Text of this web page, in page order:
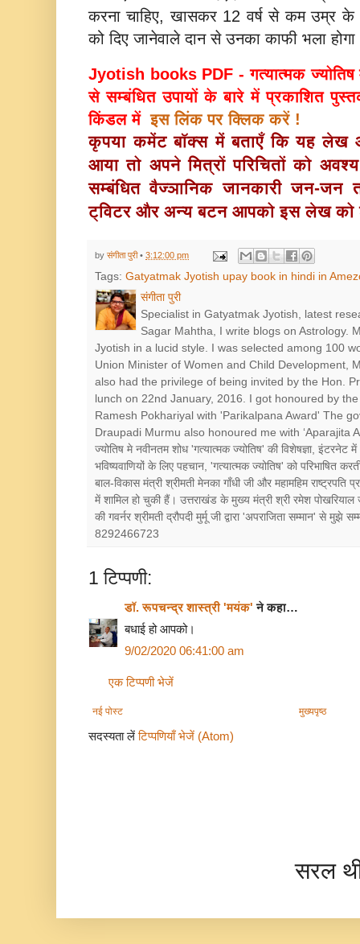
करना चाहिए, खासकर 12 वर्ष से कम उम्र
को दिए जानेवाले दान से उनका काफी भला
Jyotish books PDF - गत्यात्मक
से सम्बंधित उपायों के बारे में प्रकाशित
किंडल मेंइस लिंक पर क्लिक करें !
कृपया कमेंट बॉक्स में बताएँ कि यह लेख
आया तो अपने मित्रों परिचितों को
सम्बंधित वैज्ञानिक जानकारी जन-
ट्विटर और अन्य बटन आपको इस लेख
by संगीता पुरी• 3:12:00 pm
Tags: Gatyatmak Jyotish upay book in hindi in
संगीता पुरी
Specialist in Gatyatmak Jyotish, latest
Sagar Mahtha, I write blogs on Astrology.
Jyotish in a lucid style. I was selected among 100
Union Minister of Women and Child Development,
also had the privilege of being invited by the Hon.
lunch on 22nd January, 2016. I got honoured by
Ramesh Pokhariyal with 'Parikalpana Award' The
Draupadi Murmu also honoured me with ‘Aparajita
ज्योतिष मे नवीनतम शोध 'गत्यात्मक ज्योतिष' की विशेषज्ञा,
भविष्यवाणियों के लिए पहचान, 'गत्यात्मक ज्योतिष' को परिभाषित
बाल-विकास मंत्री श्रीमती मेनका गाँधी जी और महामहिम
में शामिल हो चुकी हैं। उत्तराखंड के मुख्य मंत्री श्री रमेश पोखरियाल
की गवर्नर श्रीमती द्रौपदी मुर्मू जी द्वारा 'अपराजिता सम्मान' से
8292466723
1 टिप्पणी:
डॉ. रूपचन्द्र शास्त्री 'मयंक' ने कहा…
बधाई हो आपको।
9/02/2020 06:41:00 am
एक टिप्पणी भेजें
नई पोस्ट मुख्यपृष्ठ
सदस्यता लेंटिप्पणियाँ भेजें (Atom)
सरल